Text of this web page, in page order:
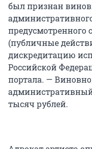
был признан
предусмотренного
(публичные
дискредитацию
Российской
портала. —
тысяч рублей.